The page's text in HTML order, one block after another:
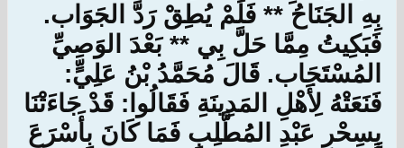
بِهِ الجَنَاحُ ** فَلَمْ يُطِقْ رَدَّ الجَوَاب.
فَبَكِيتُ مِمَّا حَلَّ بِي ** بَعْدَ الوَصِيِّ
المُسْتَجَاب. قَالَ مُحَمَّدُ بْنُ عَلِيٍّ:
فَنَعَتْهُ لِأَهْلِ المَدِينَةِ فَقَالُوا: قَدْ جَاءَتْنَا
بِسِحْرِ عَبْدِ المُطَّلِبِ فَمَا كَانَ بِأَسْرَعَ